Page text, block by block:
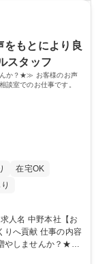
総
ゼネラリストを目
管理など）の経験
をもとにより良
スタッフ
か？★≫ お客様のお声
談室でのお仕事です。
在宅OK
仕事の内容
やしませんか？★≫
、窓口となるお客